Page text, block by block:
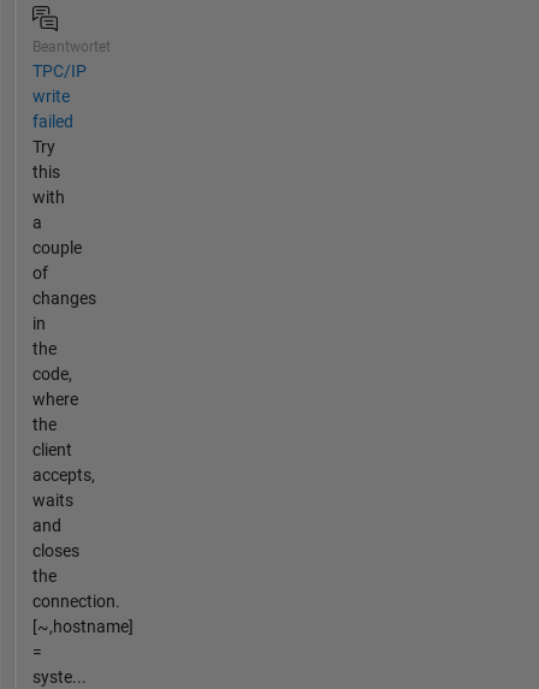
Beantwortet
TPC/IP
write
failed
Try
this
with
a
couple
of
changes
in
the
code,
where
the
client
accepts,
waits
and
closes
the
connection.
[~,hostname]
=
syste...